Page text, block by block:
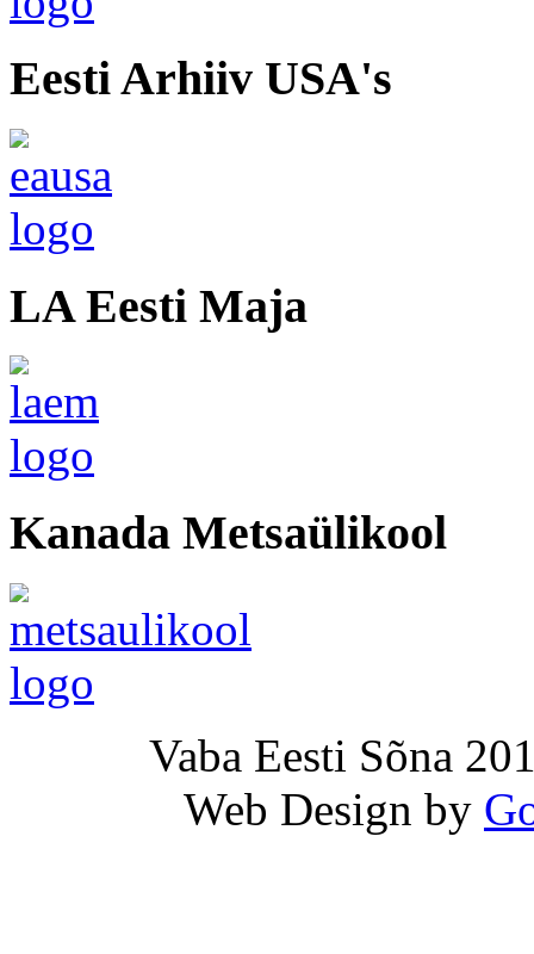
Eesti Arhiiv USA's
LA Eesti Maja
Kanada Metsaülikool
Vaba Eesti Sõna
Web Design by